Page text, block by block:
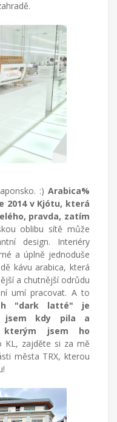
:) Arabica%
2014 v Kjótu, která
pravda, zatím
oblibu sítě může
design. Interiéry
a úplně jednoduše
kávu arabica, která
a chutnější odrůdu
umí pracovat. A to
"dark latté" je
jsem kdy pila a
jsem ho
KL, zajděte si za mě
města TRX, kterou